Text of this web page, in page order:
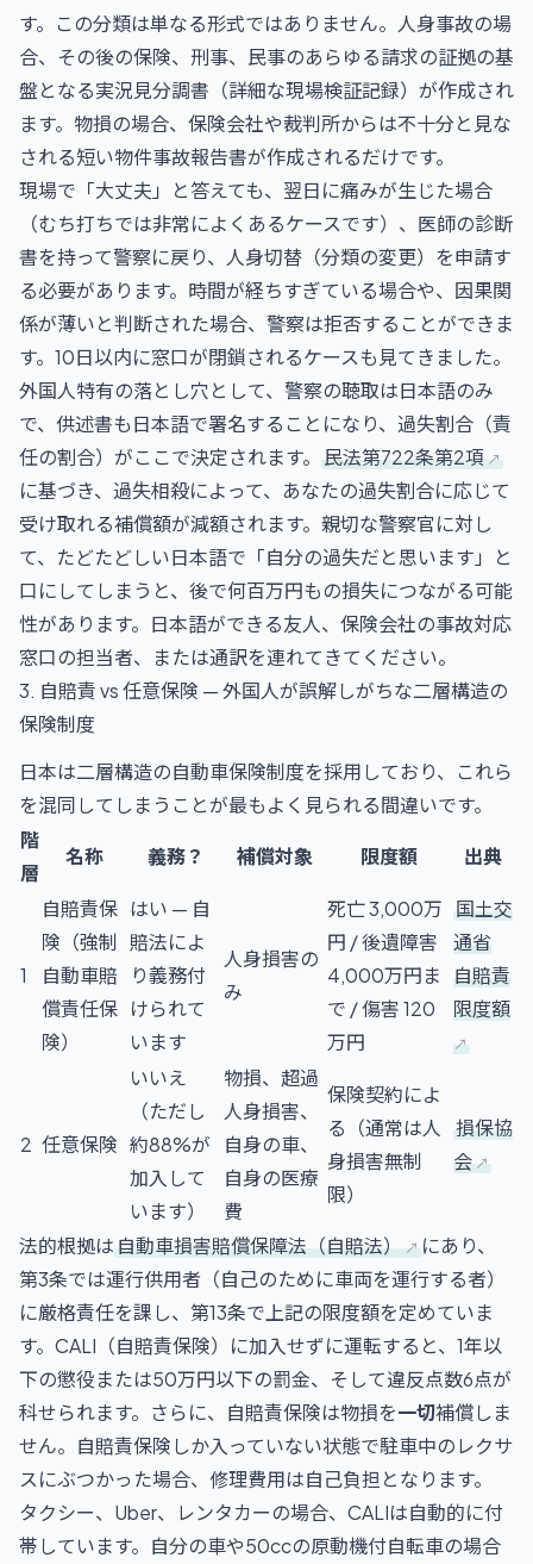
す。この分類は単なる形式ではありません。人身事故の場
合、その後の保険、刑事、民事のあらゆる請求の証拠の基
盤となる実況見分調書（詳細な現場検証記録）が作成され
ます。物損の場合、保険会社や裁判所からは不十分と見な
される短い物件事故報告書が作成されるだけです。
現場で「大丈夫」と答えても、翌日に痛みが生じた場合
（むち打ちでは非常によくあるケースです）、医師の診断
書を持って警察に戻り、人身切替（分類の変更）を申請す
る必要があります。時間が経ちすぎている場合や、因果関
係が薄いと判断された場合、警察は拒否することができま
す。10日以内に窓口が閉鎖されるケースも見てきました。
外国人特有の落とし穴として、警察の聴取は日本語のみ
で、供述書も日本語で署名することになり、過失割合（責
任の割合）がここで決定されます。 民法第722条第2項
に基づき、過失相殺によって、あなたの過失割合に応じて
受け取れる補償額が減額されます。親切な警察官に対し
て、たどたどしい日本語で「自分の過失だと思います」と
口にしてしまうと、後で何百万円もの損失につながる可能
性があります。日本語ができる友人、保険会社の事故対応
窓口の担当者、または通訳を連れてきてください。
3. 自賠責 vs 任意保険 — 外国人が誤解しがちな二層構造の
保険制度
日本は二層構造の自動車保険制度を採用しており、これら
を混同してしまうことが最もよく見られる間違いです。
階
層
名称 義務？ 補償対象 限度額 出典
1
自賠責保
険（強制
自動車賠
償責任保
険）
はい — 自
賠法によ
り義務付
けられて
います
人身損害の
み
死亡 3,000万
円 / 後遺障害
4,000万円ま
で / 傷害 120
万円
国土交
通省
自賠責
限度額
2 任意保険
いいえ
（ただし
約88%が
加入して
います）
物損、超過
人身損害、
自身の車、
自身の医療
費
保険契約によ
る（通常は人
身損害無制
限）
損保協
会
法的根拠は自動車損害賠償保障法（自賠法）
にあり、
第3条では運行供用者（自己のために車両を運行する者）
に厳格責任を課し、第13条で上記の限度額を定めていま
す。CALI（自賠責保険）に加入せずに運転すると、1年以
下の懲役または50万円以下の罰金、そして違反点数6点が
科せられます。さらに、自賠責保険は物損を一切補償しま
せん。自賠責保険しか入っていない状態で駐車中のレクサ
スにぶつかった場合、修理費用は自己負担となります。
タクシー、Uber、レンタカーの場合、CALIは自動的に付
帯しています。自分の車や50ccの原動機付自転車の場合